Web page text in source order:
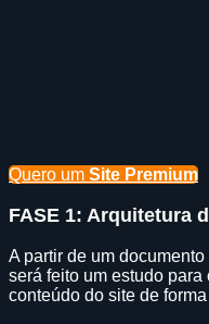
Quero um Site Premium
FASE 1: Arquitetura
A partir de um
será feito um estudo
conteúdo do site de